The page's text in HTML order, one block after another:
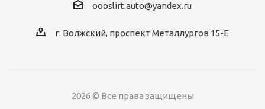
oooslirt.auto@yandex.ru
г. Волжский, проспект Металлургов 15-Е
2026 © Все права защищены